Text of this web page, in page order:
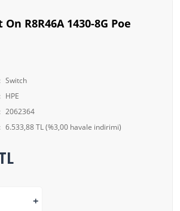
R8R46A 1430-8G Poe
Switch
HPE
2062364
6.533,88 TL (%3,00 havale indirimi)